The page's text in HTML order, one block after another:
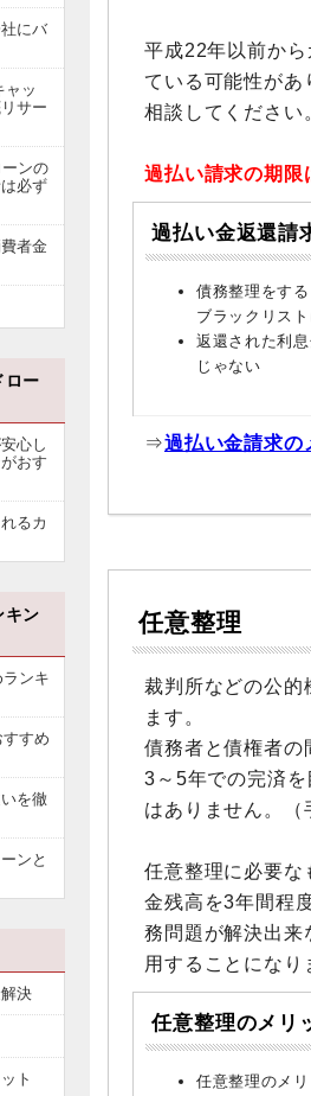
平成22年以前か
ている可能性があ
相談してください
過払い請求の期限
過払い金返還請
債務整理をす
ブラックリス
返還された利
じゃない
⇒過払い金請求の
任意整理
裁判所などの公的
ます。
債務者と債権者の
3～5年での完済
はありません。（
任意整理に必要な
金残高を3年間程
務問題が解決出来
用することになり
任意整理のメリ
任意整理のメリ
にバ
ャッ
サー
ンの
必ず
者金
ロー
心し
おす
るカ
キン
ンキ
すめ
を徹
ンと
決
ト